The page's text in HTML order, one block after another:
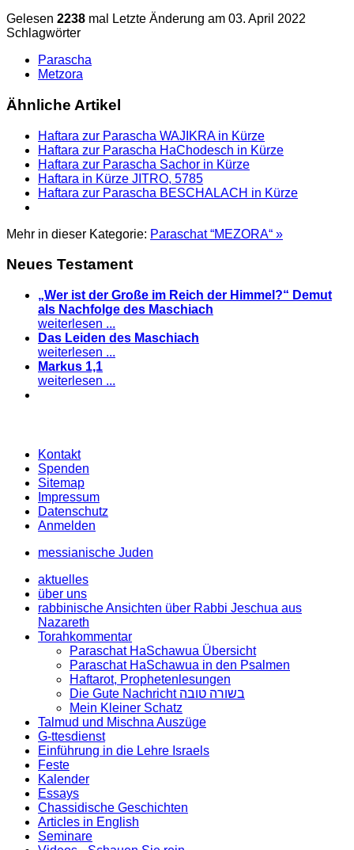
Gelesen 2238 mal
Letzte Änderung am 03. April 2022
Schlagwörter
Parascha
Metzora
Ähnliche Artikel
Haftara zur Parascha WAJIKRA in Kürze
Haftara zur Parascha HaChodesch in Kürze
Haftara zur Parascha Sachor in Kürze
Haftara in Kürze JITRO, 5785
Haftara zur Parascha BESCHALACH in Kürze
Mehr in dieser Kategorie: Paraschat “MEZORA“ »
Neues Testament
„Wer ist der Große im Reich der Himmel?“ Demut
als Nachfolge des Maschiach
weiterlesen ...
Das Leiden des Maschiach
weiterlesen ...
Markus 1,1
weiterlesen ...
Kontakt
Spenden
Sitemap
Impressum
Datenschutz
Anmelden
messianische Juden
aktuelles
über uns
rabbinische Ansichten über Rabbi Jeschua aus
Nazareth
Torahkommentar
Paraschat HaSchawua Übersicht
Paraschat HaSchawua in den Psalmen
Haftarot, Prophetenlesungen
Die Gute Nachricht בשורה טובה
Mein Kleiner Schatz
Talmud und Mischna Auszüge
G-ttesdienst
Einführung in die Lehre Israels
Feste
Kalender
Essays
Chassidische Geschichten
Articles in English
Seminare